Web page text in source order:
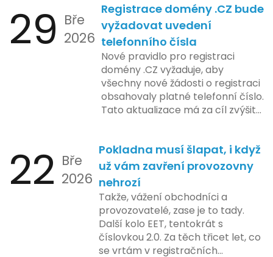
zahrnuje přípravu technické
platformy a legislativních změn,
které by měly být předloženy do
konce tohoto roku. Očekává se,
že tato fáze umožní adaptaci
systémů a rozšíření podpory pro
podnikatele, přičemž všechny
potřebné technologie by měly
být dostupné k testování v rámci
plánovaná na první pololetí
následujícího roku, je zaměřena
na školení a edukaci uživatelů,
včetně přípravy materiálů a
školení pro zaměstnavatele a
účetní firmy. V této fázi dojde
také k oficiálnímu spuštění
systému pro vybrané segmenty
podnikání. Třetí a konečná fáze
29 Bře
2026
Registrace domény .CZ bude
vyžadovat uvedení
telefonního čísla
Nové pravidlo pro registraci
domény .CZ vyžaduje, aby
všechny nové žádosti o registraci
obsahovaly platné telefonní číslo.
Tato aktualizace má za cíl zvýšit
České republice. Povinnost uvést
telefonní číslo se týká všech
nově registrovaných domén, a
také může ovlivnit stávající
majitele domén při aktualizaci
jejich údajů.
22 Bře
2026
Pokladna musí šlapat, i když
už vám zavření provozovny
nehrozí
Takže, vážení obchodníci a
provozovatelé, zase je to tady.
Další kolo EET, tentokrát s
číslovkou 2.0. Za těch třicet let, co
se vrtám v registračních